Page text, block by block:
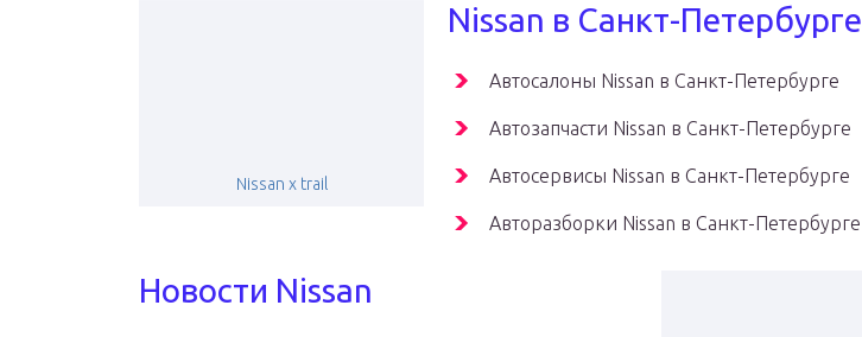
Nissan x trail
Nissan в Санкт-Петербурге
Автосалоны Nissan в Санкт-Петербурге
Автозапчасти Nissan в Санкт-Петербурге
Автосервисы Nissan в Санкт-Петербурге
Авторазборки Nissan в Санкт-Петербурге
Новости Nissan